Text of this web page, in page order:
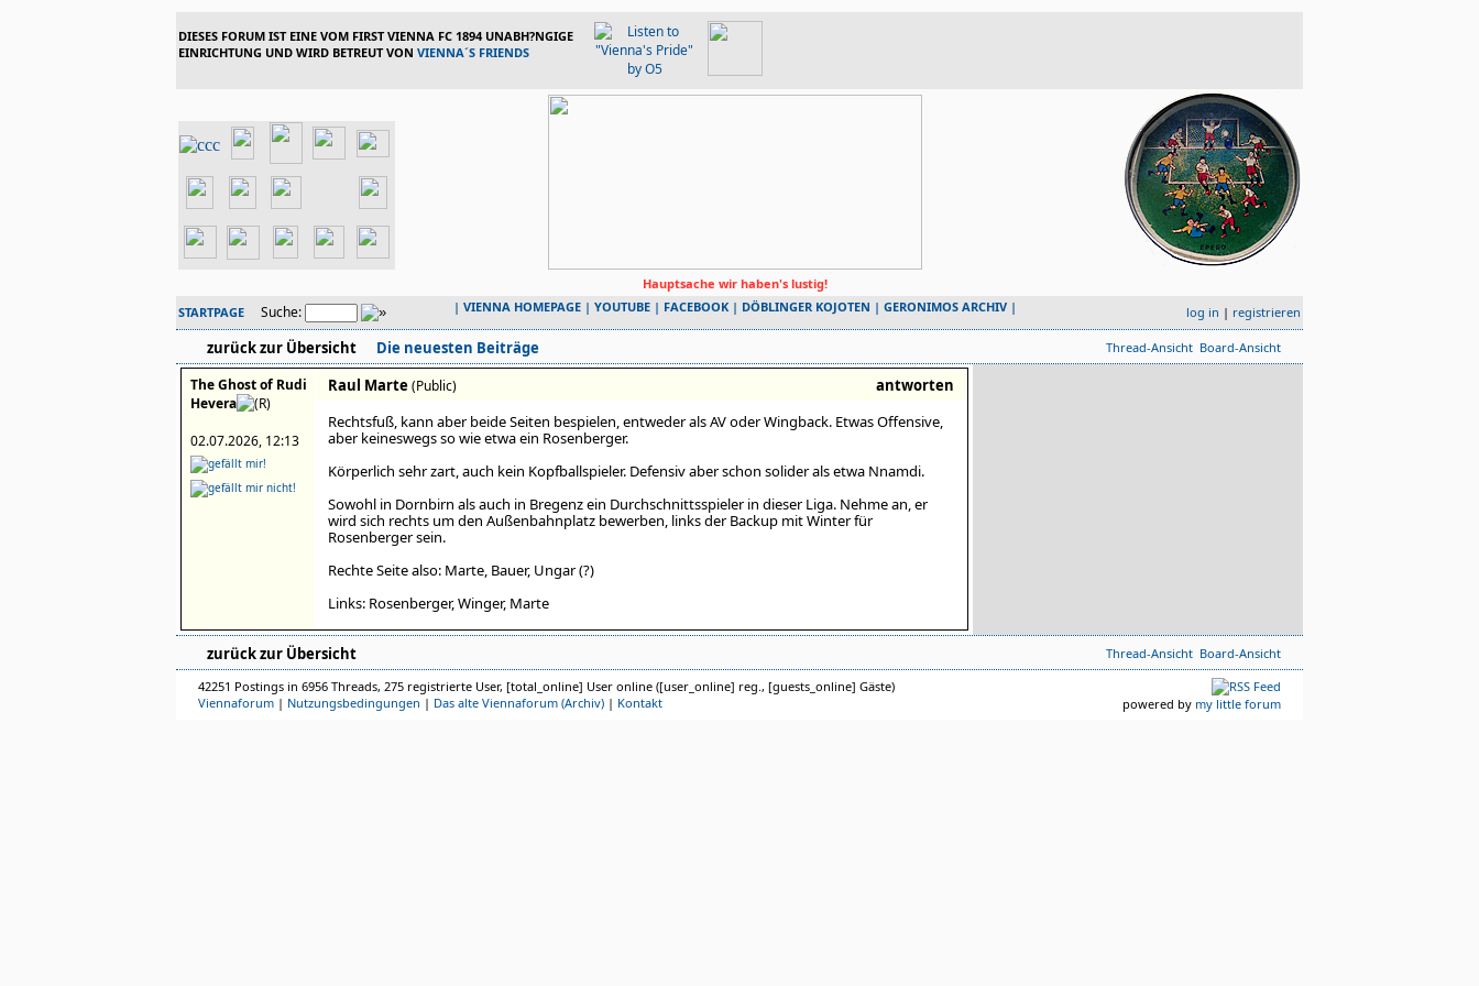
DIESES FORUM IST EINE VOM FIRST VIENNA FC 1894 UNABH?NGIGE
EINRICHTUNG UND WIRD BETREUT VON VIENNA´S FRIENDS
Hauptsache wir haben's lustig!
STARTPAGE
Suche: | VIENNA HOMEPAGE | YOUTUBE | FACEBOOK | DÖBLINGER KOJOTEN | GERONIMOS ARCHIV | log in | registrieren
zurück zur Übersicht Die neuesten Beiträge Thread-Ansicht Board-Ansicht
The Ghost of Rudi
Hevera
02.07.2026, 12:13
Raul Marte(Public)
antworten
Rechtsfuß, kann aber beide Seiten bespielen, entweder als AV oder Wingback. Etwas Offensive,
aber keineswegs so wie etwa ein Rosenberger.
Körperlich sehr zart, auch kein Kopfballspieler. Defensiv aber schon solider als etwa Nnamdi.
Sowohl in Dornbirn als auch in Bregenz ein Durchschnittsspieler in dieser Liga. Nehme an, er
wird sich rechts um den Außenbahnplatz bewerben, links der Backup mit Winter für
Rosenberger sein.
Rechte Seite also: Marte, Bauer, Ungar (?)
Links: Rosenberger, Winger, Marte
zurück zur Übersicht Thread-Ansicht Board-Ansicht
42251 Postings in 6956 Threads, 275 registrierte User, [total_online] User online ([user_online] reg., [guests_online] Gäste)
Viennaforum | Nutzungsbedingungen | Das alte Viennaforum (Archiv) | Kontakt powered by my little forum